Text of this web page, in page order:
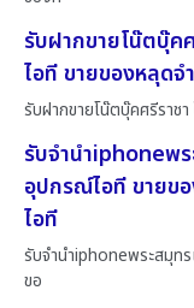
รับฝากขายโน๊ตบุ๊ค
ไอที ขายของหลุด
รับฝากขายโน๊ตบุ๊คศรีราช
รับจำนำiphoneพ
อุปกรณ์ไอที ขายข
ไอที
รับจำนำiphoneพระสมุทร
ขอ